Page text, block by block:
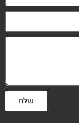
שלח